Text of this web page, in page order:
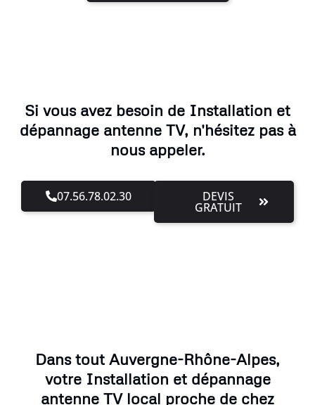
Si vous avez besoin de Installation et
dépannage antenne TV, n'hésitez pas à
nous appeler.
07.56.78.02.30 DEVIS
GRATUIT
Dans tout Auvergne-Rhône-Alpes,
votre Installation et dépannage
antenne TV local proche de chez